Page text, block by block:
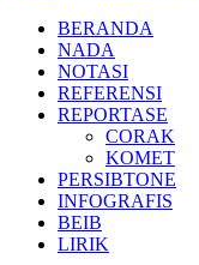
BERANDA
NADA
NOTASI
REFERENSI
REPORTASE
CORAK
KOMET
PERSIBTONE
INFOGRAFIS
BEIB
LIRIK